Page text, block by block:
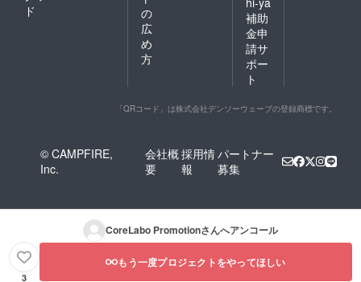
ド
の
広
め
方
補助
金申
請サ
ポー
ト
「QRコード」は株式会社デンソーウェーブの登録商標です。
© CAMPFIRE,
Inc.
会社概
要
採用情
報
パートナー
募集
CoreLabo Promotionさんへアンコール
3
もう一度プロジェクトをやってほしい